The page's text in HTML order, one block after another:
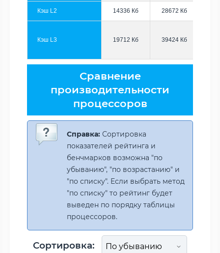
Кэш L2 14336 Кб 28672 Кб
Кэш L3 19712 Кб 39424 Кб
Сравнение
производительности
процессоров
Справка: Сортировка
показателей рейтинга и
бенчмарков возможна "по
убыванию", "по возрастанию" и
"по списку". Если выбрать метод
"по списку" то рейтинг будет
выведен по порядку таблицы
процессоров.
Сортировка: